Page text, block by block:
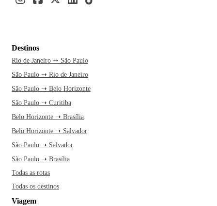
Destinos
Rio de Janeiro ➝ São Paulo
São Paulo ➝ Rio de Janeiro
São Paulo ➝ Belo Horizonte
São Paulo ➝ Curitiba
Belo Horizonte ➝ Brasília
Belo Horizonte ➝ Salvador
São Paulo ➝ Salvador
São Paulo ➝ Brasília
Todas as rotas
Todas os destinos
Viagem